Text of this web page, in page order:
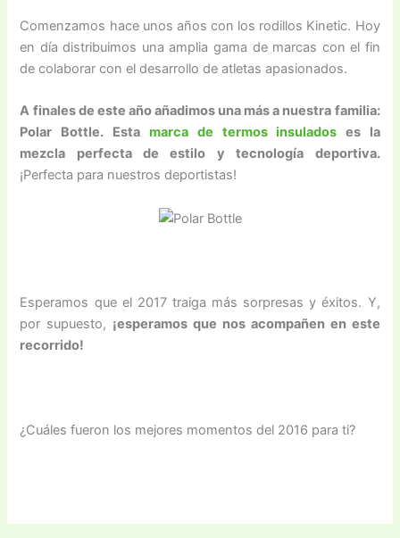
Comenzamos hace unos años con los rodillos Kinetic. Hoy
en día distribuimos una amplia gama de marcas con el fin
de colaborar con el desarrollo de atletas apasionados.
A finales de este año añadimos una más a nuestra familia:
Polar Bottle. Esta marca de termos insulados es la
mezcla perfecta de estilo y tecnología deportiva.
¡Perfecta para nuestros deportistas!
Esperamos que el 2017 traiga más sorpresas y éxitos. Y,
por supuesto, ¡esperamos que nos acompañen en este
recorrido!
¿Cuáles fueron los mejores momentos del 2016 para ti?